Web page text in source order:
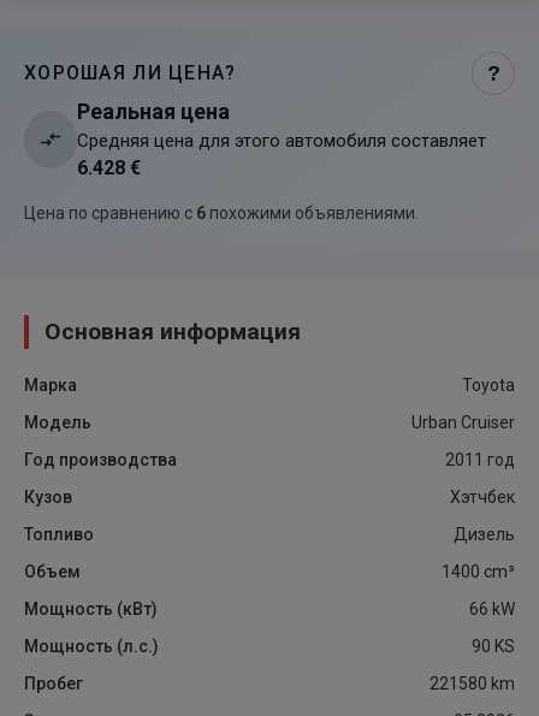
ХОРОШАЯ ЛИ ЦЕНА? ?
Реальная цена
Средняя цена для этого автомобиля составляет
6.428 €
Цена по сравнению с 6 похожими объявлениями
Основная информация
Марка
Toyota
Модель
Urban Cruiser
Год производства
2011 год
Кузов
Хэтчбек
Топливо
Дизель
Объем
1400 cm³
Мощность (кВт)
66 kW
Мощность (л.с.)
90 KS
Пробег
221580 km